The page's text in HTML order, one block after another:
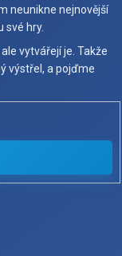
neunikne nejnovější
své hry.
vytvářejí je. Takže
výstřel, a pojďme